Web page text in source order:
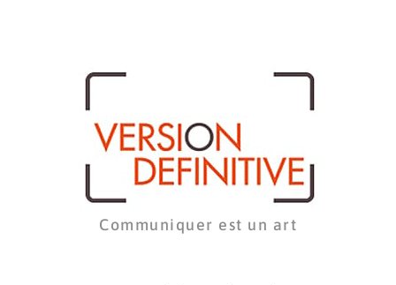
Communiquer est un art